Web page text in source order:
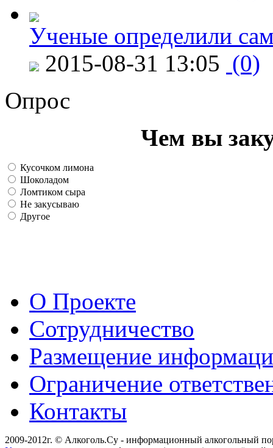
Ученые определили
2015-08-31 13:05 (0)
Опрос
Чем вы
Кусочком лимона
Шоколадом
Ломтиком сыра
Не закусываю
Другое
О Проекте
Сотрудничество
Размещение
Ограничение
Контакты
2009-2012г. © Алкоголь.Су - информационный алкогольный